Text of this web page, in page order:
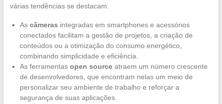
várias tendências se destacam:
As câmeras integradas em smartphones e acessórios
conectados facilitam a gestão de projetos, a criação de
conteúdos ou a otimização do consumo energético,
combinando simplicidade e eficiência.
As ferramentas open sourceatraem um número crescente
de desenvolvedores, que encontram nelas um meio de
personalizar seu ambiente de trabalho e reforçar a
segurança de suas aplicações.